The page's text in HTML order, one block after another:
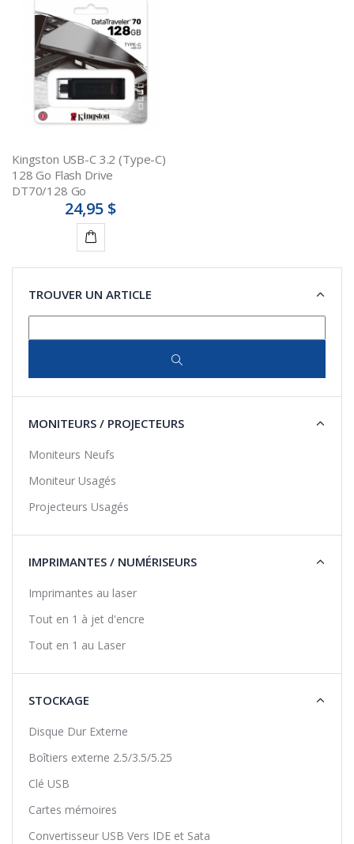
au
panier
Kingston USB-C 3.2 (Type-C)
128 Go Flash Drive
DT70/128 Go
24,95 $
au
panier
TROUVER UN ARTICLE
MONITEURS / PROJECTEURS
Moniteurs Neufs
Moniteur Usagés
Projecteurs Usagés
IMPRIMANTES / NUMÉRISEURS
Imprimantes au laser
Tout en 1 à jet d'encre
Tout en 1 au Laser
STOCKAGE
Disque Dur Externe
Boîtiers externe 2.5/3.5/5.25
Clé USB
Cartes mémoires
Convertisseur USB Vers IDE et Sata